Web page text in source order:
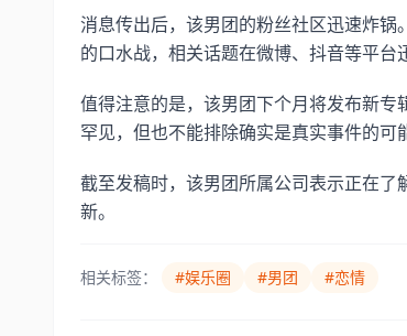
消息传出后，该男团的粉丝社区迅速炸
的口水战，相关话题在微博、抖音等平台
值得注意的是，该男团下个月将发布新
罕见，但也不能排除确实是真实事件的可
截至发稿时，该男团所属公司表示正在
新。
相关标签： #娱乐圈 #男团 #恋情